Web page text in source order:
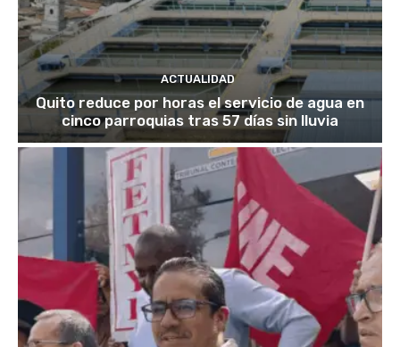
ACTUALIDAD
Quito reduce por horas el servicio de agua en
cinco parroquias tras 57 días sin lluvia